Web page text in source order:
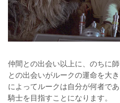
仲間との出会い以上に、のちに
との出会いがルークの運命を大
によってルークは自分が何者で
騎士を目指すことになります。